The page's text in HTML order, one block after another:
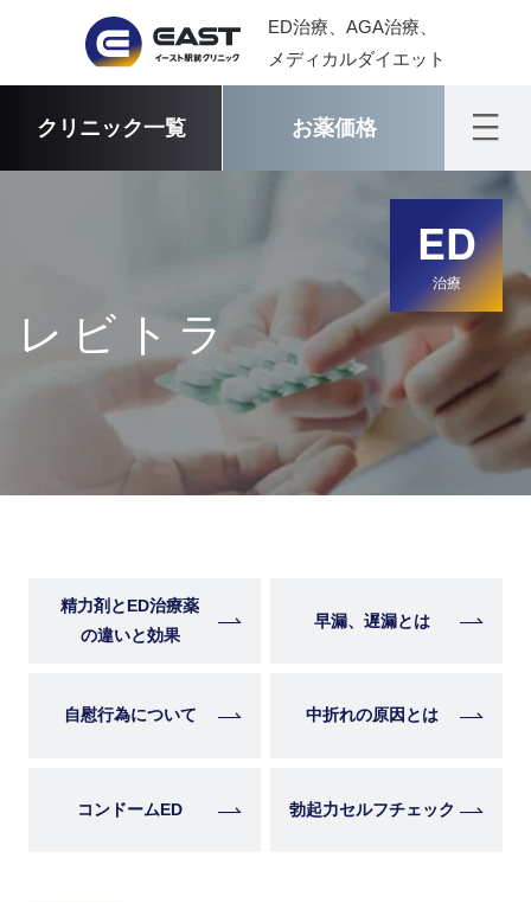
ED治療、AGA治療、
メディカルダイエット
クリニック一覧 お薬価格
ED
治療
レビトラ
精力剤とED治療薬
の違いと効果
早漏、遅漏とは
自慰行為について 中折れの原因とは
コンドームED 勃起力セルフチェック